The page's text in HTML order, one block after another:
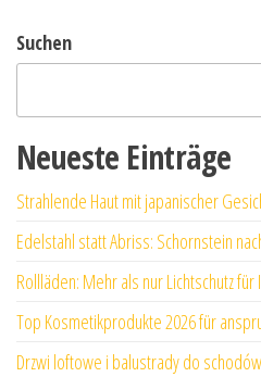
Suchen
Neueste Einträge
Strahlende Haut mit japanischer
Edelstahl statt Abriss: Schornstein
Rollläden: Mehr als nur Lichtschutz für
Top Kosmetikprodukte 2026 für
Drzwi loftowe i balustrady do